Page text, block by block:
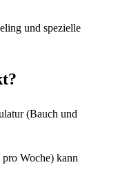
und spezielle
(Bauch und
Woche) kann